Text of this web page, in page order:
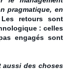
pragmatique, en
Les retours sont
: celles
engagés sont
aussi des choses